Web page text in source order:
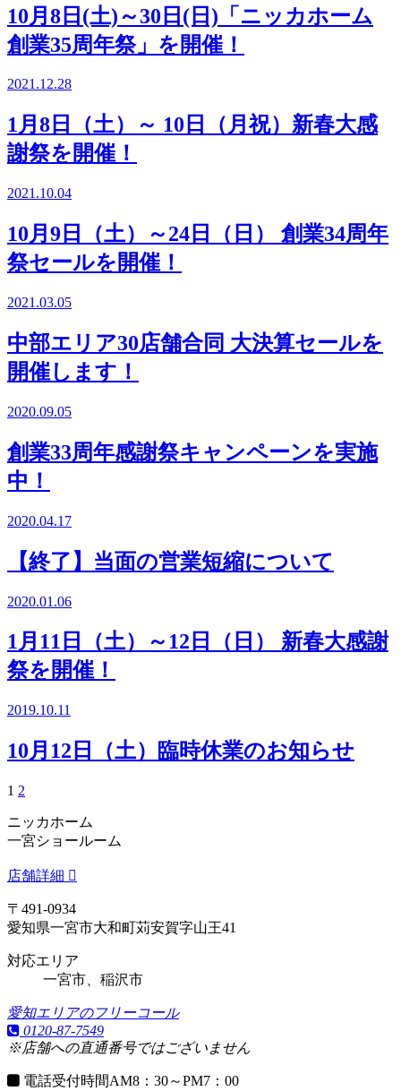
10月8日(土)～30日(日)「ニッカホーム
創業35周年祭」を開催！
2021.12.28
1月8日（土）～ 10日（月祝）新春大感
謝祭を開催！
2021.10.04
10月9日（土）～24日（日） 創業34周年
祭セールを開催！
2021.03.05
中部エリア30店舗合同 大決算セールを
開催します！
2020.09.05
創業33周年感謝祭キャンペーンを実施
中！
2020.04.17
【終了】当面の営業短縮について
2020.01.06
1月11日（土）～12日（日） 新春大感謝
祭を開催！
2019.10.11
10月12日（土）臨時休業のお知らせ
1 2
ニッカホーム
一宮ショールーム
店舗詳細
〒491-0934
愛知県一宮市大和町苅安賀字山王41
対応エリア
一宮市、稲沢市
愛知エリアのフリーコール
0120-87-7549
※店舗への直通番号ではございません
電話受付時間AM8：30～PM7：00